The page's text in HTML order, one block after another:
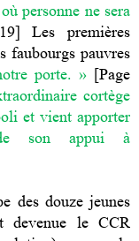
personne ne sera
Les premières
faubourgs pauvres
porte. » [Page
cortège
et vient apporter
de son appui à
douze jeunes
devenue le CCR